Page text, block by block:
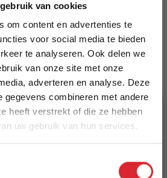
van cookies
om content en advertenties te
voor social media te bieden
te analyseren. Ook delen we
van onze site met onze
adverteren en analyse. Deze
gegevens combineren met andere
heeft verstrekt of die ze hebben
uw gebruik van hun services.
actuele levertijd